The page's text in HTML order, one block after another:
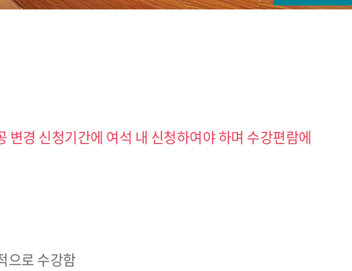
경 신청기간에 여석 내 신청하여야 하며 수강편람에
으로 수강함